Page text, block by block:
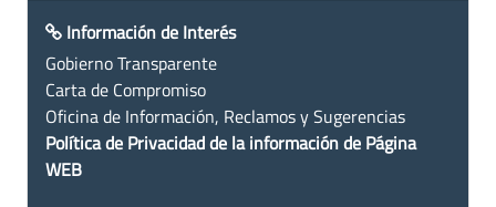
Información de Interés
Gobierno Transparente
Carta de Compromiso
Oficina de Información, Reclamos y Sugerencias
Política de Privacidad de la información de Página
WEB